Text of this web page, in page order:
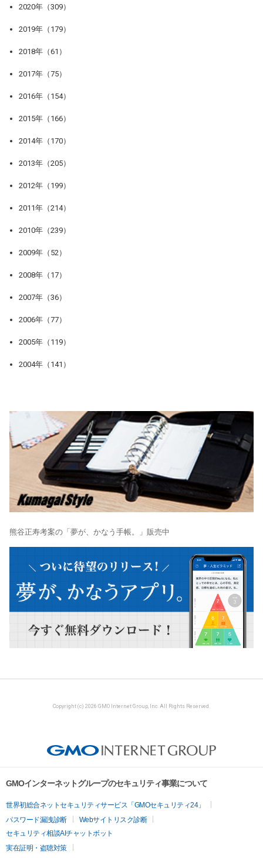
2020年（309）
2019年（179）
2018年（61）
2017年（75）
2016年（154）
2015年（166）
2014年（170）
2013年（205）
2012年（199）
2011年（214）
2010年（239）
2009年（52）
2008年（17）
2007年（36）
2006年（77）
2005年（119）
2004年（141）
熊谷正寿考案の「夢が、かなう手帳。」販売中
Copyright (c) 2026 GMO Internet Group, Inc. All Rights Reserved.
GMOインターネットグループのセキュリティ事業について
世界初総合ネットセキュリティサービス「GMOセキュリティ24」
パスワード漏洩診断
Webサイトリスク診断
セキュリティ相談AIチャットボット
実在証明・盗聴対策